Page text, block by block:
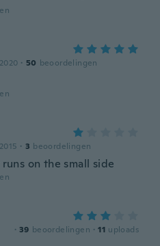
· 50 beoordelingen
· 3 beoordelingen
on the small side
· 39 beoordelingen · 11 uploads